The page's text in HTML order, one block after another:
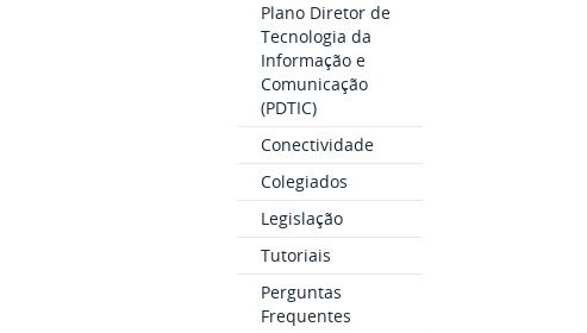
Plano Diretor de
Tecnologia da
Informação e
Comunicação
(PDTIC)
Conectividade
Colegiados
Legislação
Tutoriais
Perguntas
Frequentes